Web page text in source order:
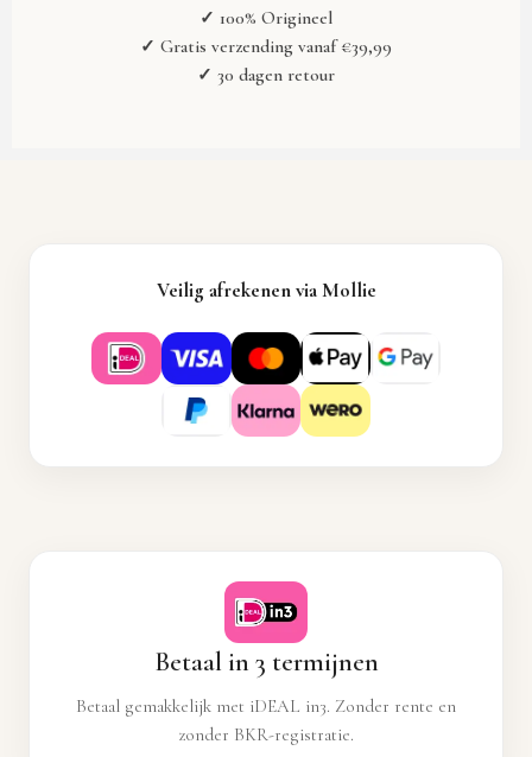
✓ 100% Origineel
✓ Gratis verzending vanaf €39,99
✓ 30 dagen retour
Veilig afrekenen via Mollie
Betaal in 3 termijnen
Betaal gemakkelijk met iDEAL in3. Zonder rente en
zonder BKR-registratie.